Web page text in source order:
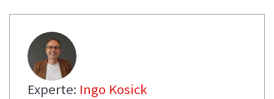
Experte: Ingo Kosick